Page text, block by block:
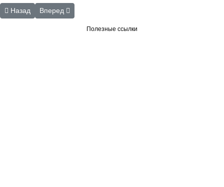
Предыдущий: С Новым годом!
Назад Следующий: Творчество писателей
Вперед
Полезные ссылки